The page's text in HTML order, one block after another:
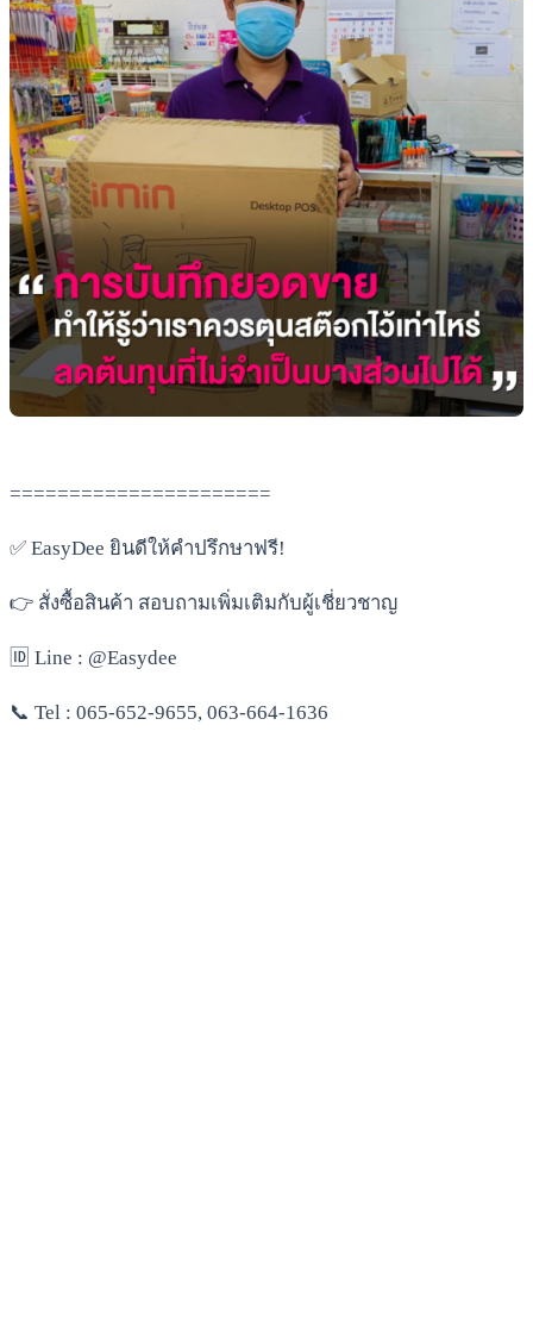
======================
✅ EasyDee ยินดีให้คำปรึกษาฟรี!
👉 สั่งซื้อสินค้า สอบถามเพิ่มเติมกับผู้เชี่ยวชาญ
🆔 Line : @Easydee
📞 Tel : 065-652-9655, 063-664-1636